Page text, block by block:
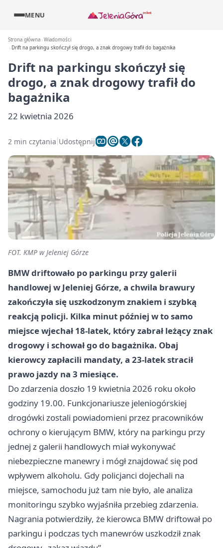
MENU
Strona główna Wiadomości
Drift na parkingu skończył się drogo, a znak drogowy trafił do bagażnika
Drift na parkingu skończył się
drogo, a znak drogowy trafił do
bagażnika
22 kwietnia 2026
2 min czytania Udostępnij
FOT. KMP w Jeleniej Górze
BMW driftowało po parkingu przy galerii
handlowej w Jeleniej Górze, a chwila brawury
zakończyła się uszkodzonym znakiem i szybką
reakcją policji. Kilka minut później w to samo
miejsce wjechał 18-latek, który zabrał leżący znak
drogowy i schował go do bagażnika. Obaj
kierowcy zapłacili mandaty, a 23-latek stracił
prawo jazdy na 3 miesiące.
Do zdarzenia doszło 19 kwietnia 2026 roku około
godziny 19.00. Funkcjonariusze jeleniogórskiej
drogówki zostali powiadomieni przez pracowników
ochrony o kierującym BMW, który na parkingu przy
jednej z galerii handlowych miał wykonywać
niebezpieczne manewry i mógł znajdować się pod
wpływem alkoholu. Gdy policjanci dojechali na
miejsce, samochodu już tam nie było, ale analiza
monitoringu szybko wyjaśniła przebieg zdarzenia.
Nagrania potwierdziły, że kierowca BMW driftował po
parkingu i podczas tych manewrów uszkodził znak